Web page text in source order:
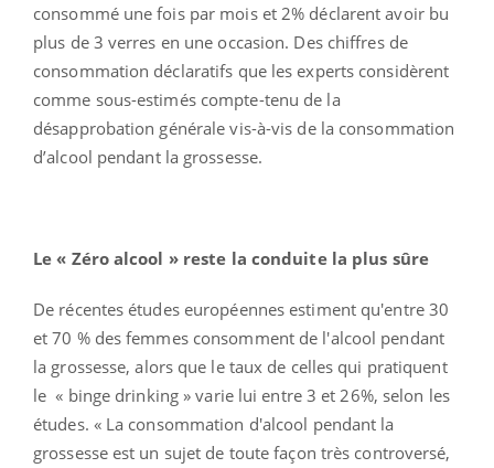
consommé une fois par mois et 2% déclarent avoir bu
plus de 3 verres en une occasion. Des chiffres de
consommation déclaratifs que les experts considèrent
comme sous-estimés compte-tenu de la
désapprobation générale vis-à-vis de la consommation
d’alcool pendant la grossesse.
Le « Zéro alcool » reste la conduite la plus sûre
De récentes études européennes estiment qu'entre 30
et 70 % des femmes consomment de l'alcool pendant
la grossesse, alors que le taux de celles qui pratiquent
le « binge drinking » varie lui entre 3 et 26%, selon les
études. « La consommation d'alcool pendant la
grossesse est un sujet de toute façon très controversé,